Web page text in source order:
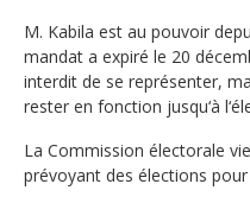
M. Kabila est au pouvoir
mandat a expiré le 20
interdit de se représenter,
rester en fonction jusqu‘à
La Commission électorale
prévoyant des élections